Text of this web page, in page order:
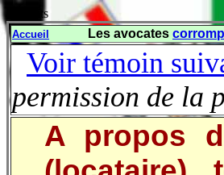
xtraits
Accueil Les avocates
Voir témoin
permission de la
A propos